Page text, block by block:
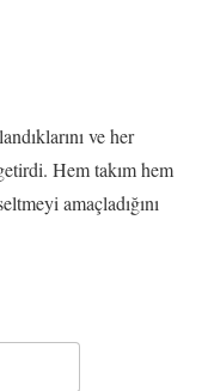
ve her
Hem takım hem
amaçladığını